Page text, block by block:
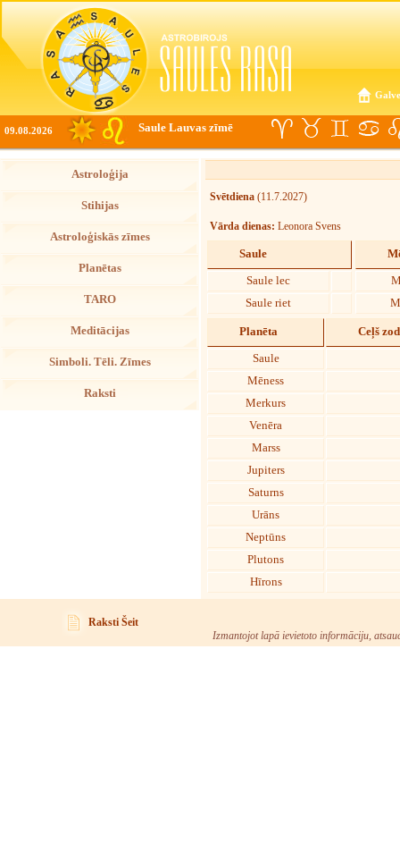
09.08.2026 Saule Lauvas zīmē
Astroloģija
Stihijas
Astroloģiskās zīmes
Planētas
TARO
Meditācijas
Simboli. Tēli. Zīmes
Raksti
Svētdiena (11.7.2027)
Vārda dienas: Leonora Svens
Saule
Saule lec
Saule riet
Planēta Ceļš
Saule
Mēness
Merkurs
Venēra
Marss
Jupiters
Saturns
Urāns
Neptūns
Plutons
Hīrons
Raksti Šeit
Izmantojot lapā ievietoto informāciju,